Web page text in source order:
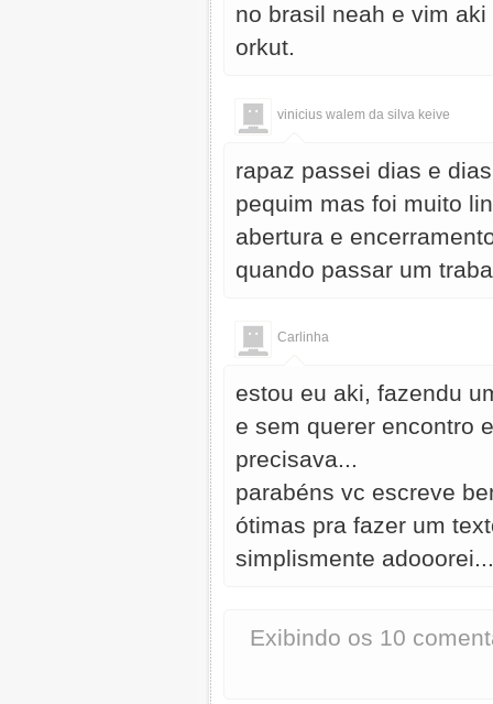
no brasil neah e vim
orkut.
vinicius walem da silva keive
rapaz passei dias e
pequim mas foi muito
abertura e
quando passar um
Carlinha
estou eu aki, fazendu
e sem querer encontro
precisava...
parabéns vc escreve
ótimas pra fazer um
simplismente adooorei...
Exibindo os 10